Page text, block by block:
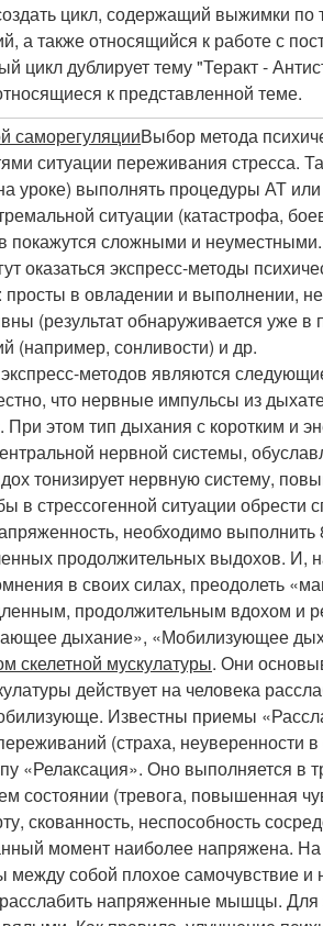
цикл, содержащий выжимки
а также относящийся к работе с
цикл дублирует тему "Теракт -
к представленной теме.
саморегуляцииВыбор метода
ситуации переживания стресса.
уроке) выполнять процедуры АТ
ситуации (катастрофа,
сложными и неуместными.
оказаться экспресс-методы
в овладении и выполнении,
(результат обнаруживается уже
(например, сонливости) и др.
методов являются
что нервные импульсы из
При этом тип дыхания с коротким
нервной системы,
тонизирует нервную систему,
в стрессогенной ситуации обрести
необходимо
продолжительных выдохов. И,
в своих силах, преодолеть
продолжительным вдохом и
дыхание», «Мобилизующее
скелетной мускулатуры. Они
действует на человека
Известны приемы
(страха, неуверенности
«Релаксация». Оно выполняется в
состоянии (тревога, повышенная
скованность, неспособность
момент наиболее напряжена.
между собой плохое самочувствие
напряженные мышцы. Для